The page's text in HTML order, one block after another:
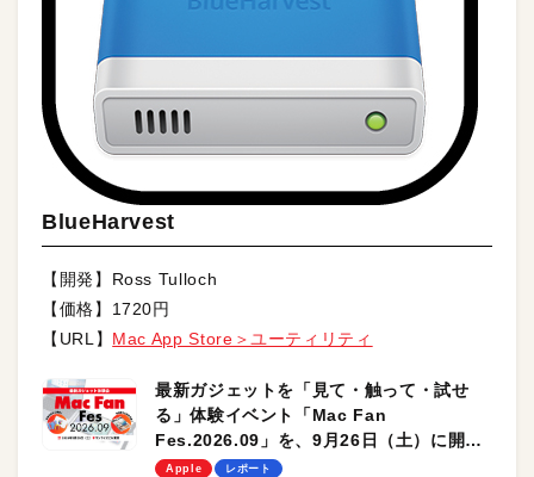
BlueHarvest
【開発】Ross Tulloch
【価格】1720円
【URL】 Mac App Store＞ユーティリティ
最新ガジェットを「見て・触って・試せ
る」体験イベント「Mac Fan
Fes.2026.09」を、9月26日（土）に開催
します！
Apple レポート